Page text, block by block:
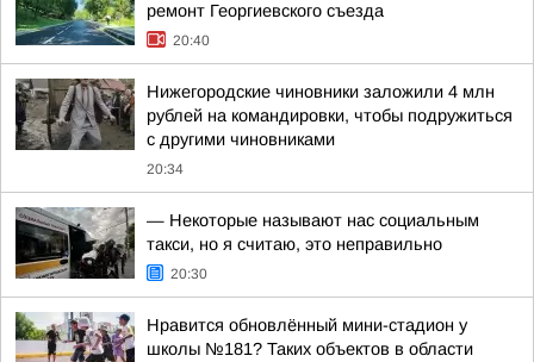
ремонт Георгиевского съезда
20:40
Нижегородские чиновники заложили 4 млн
рублей на командировки, чтобы подружиться
с другими чиновниками
20:34
— Некоторые называют нас социальным
такси, но я считаю, это неправильно
20:30
Нравится обновлённый мини-стадион у
школы №181? Таких объектов в области